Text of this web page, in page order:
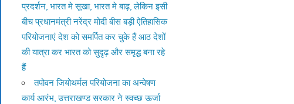
प्रदर्शन, भारत मे सूखा, भारत मे बाढ़, लेकिन इसी
बीच प्रधानमंत्री नरेंद्र मोदी बीस बड़ी ऐतिहासिक
परियोजनाएं देश को समर्पित कर चुके हैं आठ देशों
की यात्रा कर भारत को सुदृढ़ और समृद्ध बना रहे
हैं
तपोवन जियोथर्मल परियोजना का अन्वेषण
कार्य आरंभ, उत्तराखण्ड सरकार ने स्वच्छ ऊर्जा